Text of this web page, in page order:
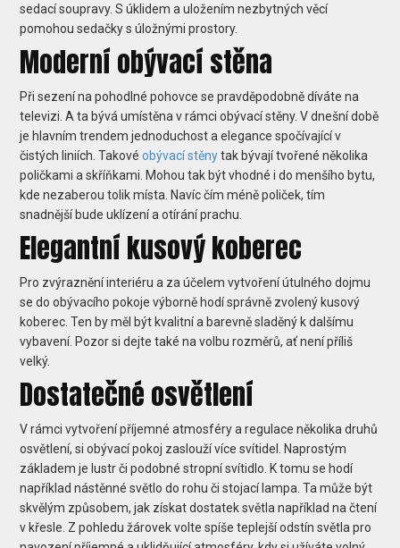
sedací soupravy. S úklidem a uložením nezbytných věcí
pomohou sedačky s úložnými prostory.
Moderní obývací stěna
Při sezení na pohodlné pohovce se pravděpodobně díváte na
televizi. A ta bývá umístěna v rámci obývací stěny. V dnešní době
je hlavním trendem jednoduchost a elegance spočívající v
čistých liniích. Takovéobývací stěnytak bývají tvořené několika
poličkami a skříňkami. Mohou tak být vhodné i do menšího bytu,
kde nezaberou tolik místa. Navíc čím méně poliček, tím
snadnější bude uklízení a otírání prachu.
Elegantní kusový koberec
Pro zvýraznění interiéru a za účelem vytvoření útulného dojmu
se do obývacího pokoje výborně hodí správně zvolený kusový
koberec. Ten by měl být kvalitní a barevně sladěný k dalšímu
vybavení. Pozor si dejte také na volbu rozměrů, ať není příliš
velký.
Dostatečné osvětlení
V rámci vytvoření příjemné atmosféry a regulace několika druhů
osvětlení, si obývací pokoj zaslouží více svítidel. Naprostým
základem je lustr či podobné stropní svítidlo. K tomu se hodí
například nástěnné světlo do rohu či stojací lampa. Ta může být
skvělým způsobem, jak získat dostatek světla například na čtení
v křesle. Z pohledu žárovek volte spíše teplejší odstín světla pro